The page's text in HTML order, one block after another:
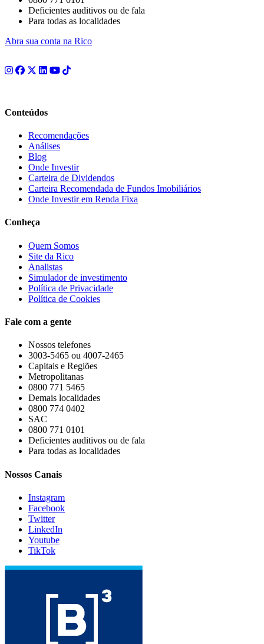
Deficientes auditivos ou de fala
Para todas as localidades
Abra sua conta na Rico
Conteúdos
Recomendações
Análises
Blog
Onde Investir
Carteira de Dividendos
Carteira Recomendada de Fundos Imobiliários
Onde Investir em Renda Fixa
Conheça
Quem Somos
Site da Rico
Analistas
Simulador de investimento
Política de Privacidade
Política de Cookies
Fale com a gente
Nossos telefones
3003-5465 ou 4007-2465
Capitais e Regiões
Metropolitanas
0800 771 5465
Demais localidades
0800 774 0402
SAC
0800 771 0101
Deficientes auditivos ou de fala
Para todas as localidades
Nossos Canais
Instagram
Facebook
Twitter
LinkedIn
Youtube
TikTok